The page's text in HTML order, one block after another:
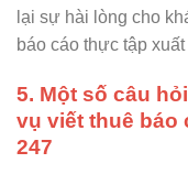
lại sự hài lòng cho
báo cáo thực tập
5. Một số câu
vụ viết thuê báo
247